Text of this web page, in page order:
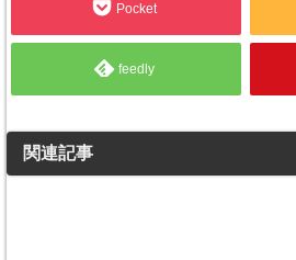
Pocket
feedly
関連記事